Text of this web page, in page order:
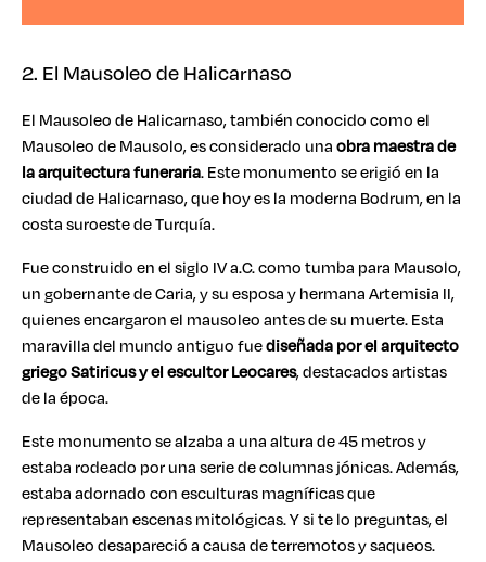
2. El Mausoleo de Halicarnaso
El Mausoleo de Halicarnaso, también conocido como el
Mausoleo de Mausolo, es considerado unaobra maestra de
la arquitectura funeraria. Este monumento se erigió en la
ciudad de Halicarnaso, que hoy es la moderna Bodrum, en la
costa suroeste de Turquía.
Fue construido en el siglo IV a.C. como tumba para Mausolo,
un gobernante de Caria, y su esposa y hermana Artemisia II,
quienes encargaron el mausoleo antes de su muerte. Esta
maravilla del mundo antiguo fuediseñada por el arquitecto
griego Satiricus y el escultor Leocares, destacados artistas
de la época.
Este monumento se alzaba a una altura de 45 metros y
estaba rodeado por una serie de columnas jónicas. Además,
estaba adornado con esculturas magníficas que
representaban escenas mitológicas. Y si te lo preguntas, el
Mausoleo desapareció a causa de terremotos y saqueos.